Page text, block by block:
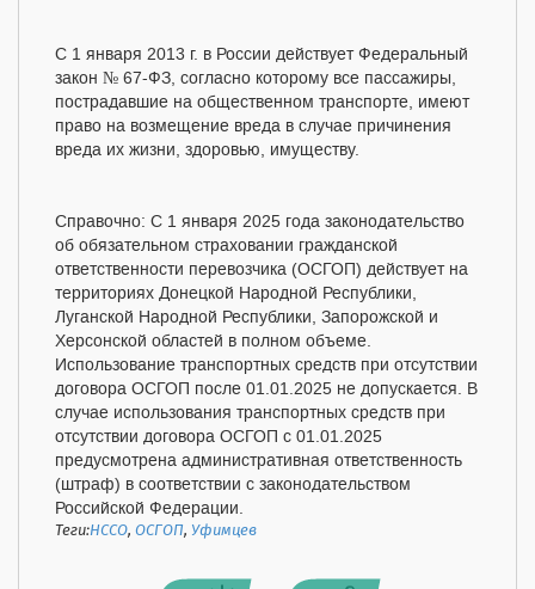
С 1 января 2013 г. в России действует Федеральный
закон № 67-ФЗ, согласно которому все пассажиры,
пострадавшие на общественном транспорте, имеют
право на возмещение вреда в случае причинения
вреда их жизни, здоровью, имуществу.
Справочно: С 1 января 2025 года законодательство
об обязательном страховании гражданской
ответственности перевозчика (ОСГОП) действует на
территориях Донецкой Народной Республики,
Луганской Народной Республики, Запорожской и
Херсонской областей в полном объеме.
Использование транспортных средств при отсутствии
договора ОСГОП после 01.01.2025 не допускается. В
случае использования транспортных средств при
отсутствии договора ОСГОП с 01.01.2025
предусмотрена административная ответственность
(штраф) в соответствии с законодательством
Российской Федерации.
Теги:НССО,ОСГОП, Уфимцев